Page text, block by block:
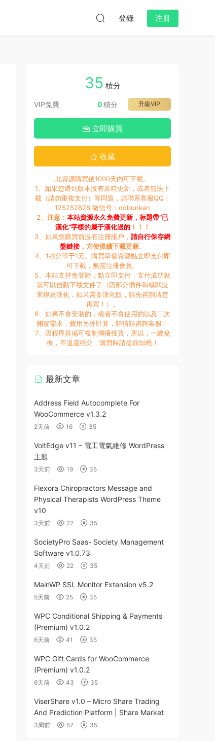
登錄 注冊
35 積分
VIP免費 升級VIP
0積分
立即購買
收藏
此資源購買後1000天内可下載。
1、如果您遇到版本沒有及時更新，或者無法下
載（請勿重複支付）等問題，請聯系客服QQ：
125252828 微信号：dobunkan
2、 注意： 本站資源永久免費更新，标題帶“已
漢化”字樣的屬于漢化過的！！！
3、如果您購買前沒有注冊賬戶， 請自行保存網
盤鏈接，方便後續下載更新。
4、1積分等于1元。購買單個資源點立即支付即
可下載，無需注冊會員。
5、本站支持免登陸，點立即支付，支付成功就
就可以自動下載文件了（因部分插件和模闆沒
來得及漢化，如果需要漢化版，請先咨詢清楚
再買！）。
6、如果不會安裝的，或者不會使用的以及二次
開發需求，費用另外計算，詳情請咨詢客服！
7、因程序具備可複制傳播性質，所以，一經兌
換，不退還積分，購買時請提前知曉！
最新文章
Address Field Autocomplete For
WooCommerce v1.3.2
2天前 16 35
VoltEdge v11 – 電工電氣維修 WordPress
主題
3天前 19 35
Flexora Chiropractors Message and
Physical Therapists WordPress Theme
v10
3天前 22 35
SocietyPro Saas- Society Management
Software v1.0.73
4天前 22 35
MainWP SSL Monitor Extension v5.2
5天前 25 35
WPC Conditional Shipping & Payments
(Premium) v1.0.2
6天前 41 35
WPC Gift Cards for WooCommerce
(Premium) v1.0.2
6天前 43 35
ViserShare v1.0 – Micro Share Trading
And Prediction Platform | Share Market
3周前 57 35